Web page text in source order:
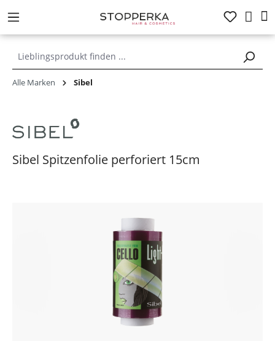
springen
Alle Marken Sibel
Sibel Spitzenfolie perforiert 15cm